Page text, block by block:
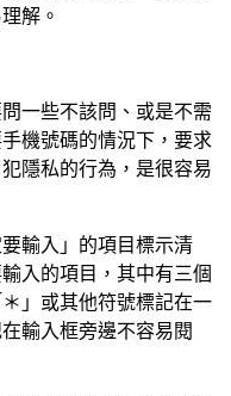
解。
一些不該問、或是不需
機號碼的情況下，要求
隱私的行為，是很容易
輸入」的項目標示清
入的項目，其中有三個
」或其他符號標記在一
輸入框旁邊不容易閱